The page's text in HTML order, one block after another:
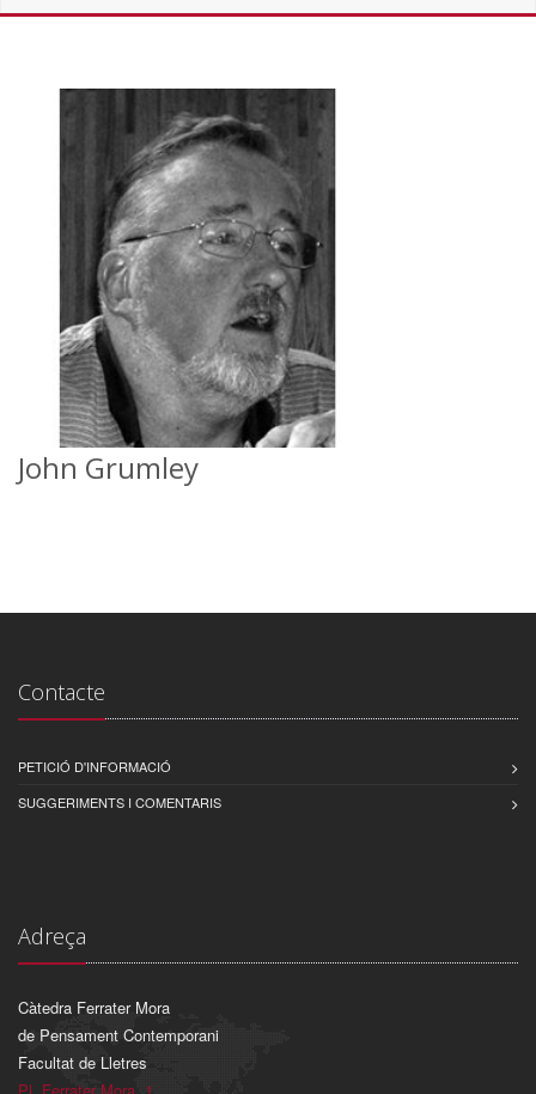
John Grumley
Contacte
PETICIÓ D'INFORMACIÓ
SUGGERIMENTS I COMENTARIS
Adreça
Càtedra Ferrater Mora
de Pensament Contemporani
Facultat de Lletres